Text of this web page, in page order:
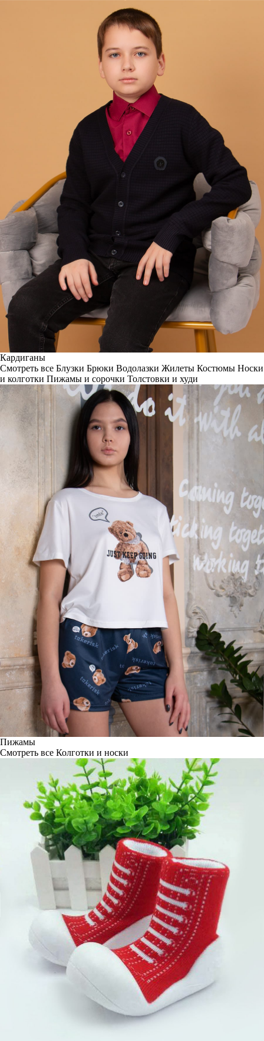
Кардиганы
Смотреть все Блузки Брюки Водолазки Жилеты Костюмы Носки
и колготки Пижамы и сорочки Толстовки и худи
Пижамы
Смотреть все Колготки и носки